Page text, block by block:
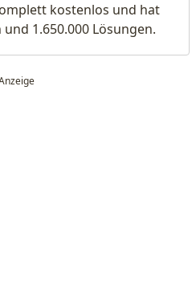
kostenlos und hat
1.650.000 Lösungen.